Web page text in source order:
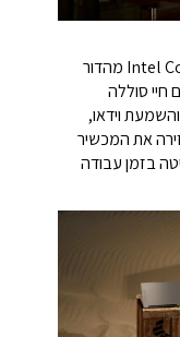
סוללה של 90Wh בשילוב עם מעבדי Intel Core מהדור
חיי סוללה
וידאו,
את המכשיר
השליטה בזמן עבודה